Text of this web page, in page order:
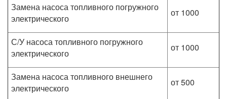
Замена насоса топливного погружного
электрического
от 1000
С/У насоса топливного погружного
электрического
от 1000
Замена насоса топливного внешнего
электрического
от 500